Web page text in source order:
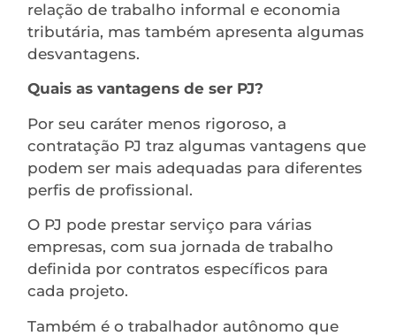
relação de trabalho informal e economia
tributária, mas também apresenta algumas
desvantagens.
Quais as vantagens de ser PJ?
Por seu caráter menos rigoroso, a
contratação PJ traz algumas vantagens que
podem ser mais adequadas para diferentes
perfis de profissional.
O PJ pode prestar serviço para várias
empresas, com sua jornada de trabalho
definida por contratos específicos para
cada projeto.
Também é o trabalhador autônomo que